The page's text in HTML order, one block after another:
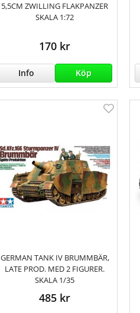
5,5CM ZWILLING FLAKPANZER
SKALA 1:72
170 kr
Info Köp
GERMAN TANK IV BRUMMBÄR,
LATE PROD. MED 2 FIGURER.
SKALA 1/35
485 kr